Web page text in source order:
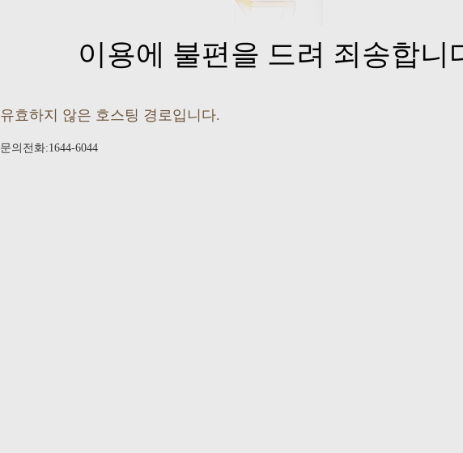
이용에 불편을 드려 죄송합니
유효하지 않은 호스팅 경로입니다.
문의전화:1644-6044